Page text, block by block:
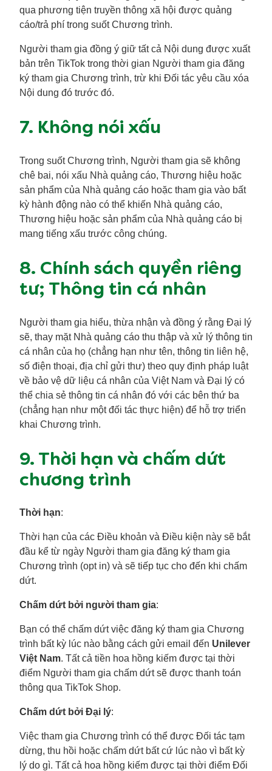
qua phương tiện truyền thông xã hội được quảng
cáo/trả phí trong suốt Chương trình.
Người tham gia đồng ý giữ tất cả Nội dung được xuất
bản trên TikTok trong thời gian Người tham gia đăng
ký tham gia Chương trình, trừ khi Đối tác yêu cầu xóa
Nội dung đó trước đó.
7. Không nói xấu
Trong suốt Chương trình, Người tham gia sẽ không
chê bai, nói xấu Nhà quảng cáo, Thương hiệu hoặc
sản phẩm của Nhà quảng cáo hoặc tham gia vào bất
kỳ hành động nào có thể khiến Nhà quảng cáo,
Thương hiệu hoặc sản phẩm của Nhà quảng cáo bị
mang tiếng xấu trước công chúng.
8. Chính sách quyền riêng
tư; Thông tin cá nhân
Người tham gia hiểu, thừa nhận và đồng ý rằng Đại lý
sẽ, thay mặt Nhà quảng cáo thu thập và xử lý thông tin
cá nhân của họ (chẳng hạn như tên, thông tin liên hệ,
số điện thoại, địa chỉ gửi thư) theo quy định pháp luật
về bảo vệ dữ liệu cá nhân của Việt Nam và Đại lý có
thể chia sẻ thông tin cá nhân đó với các bên thứ ba
(chẳng hạn như một đối tác thực hiện) để hỗ trợ triển
khai Chương trình.
9. Thời hạn và chấm dứt
chương trình
Thời hạn:
Thời hạn của các Điều khoản và Điều kiện này sẽ bắt
đầu kể từ ngày Người tham gia đăng ký tham gia
Chương trình (opt in) và sẽ tiếp tục cho đến khi chấm
dứt.
Chấm dứt bởi người tham gia:
Bạn có thể chấm dứt việc đăng ký tham gia Chương
trình bất kỳ lúc nào bằng cách gửi email đến Unilever
Việt Nam. Tất cả tiền hoa hồng kiếm được tại thời
điểm Người tham gia chấm dứt sẽ được thanh toán
thông qua TikTok Shop.
Chấm dứt bởi Đại lý:
Việc tham gia Chương trình có thể được Đối tác tạm
dừng, thu hồi hoặc chấm dứt bất cứ lúc nào vì bất kỳ
lý do gì. Tất cả hoa hồng kiếm được tại thời điểm Đối